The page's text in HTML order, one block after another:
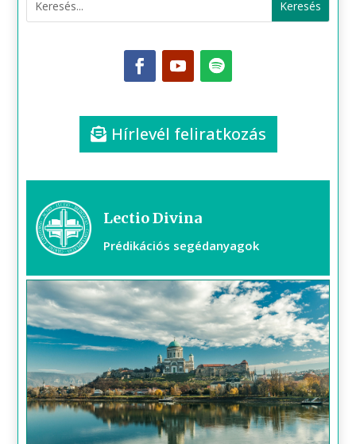
Hírlevél feliratkozás
Lectio Divina
Prédikációs segédanyagok